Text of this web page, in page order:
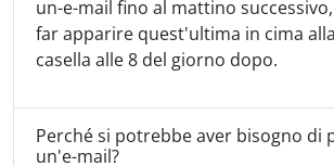
un-e-mail fino al mattino
far apparire quest'ultima in cima
casella alle 8 del giorno dopo.
Perché si potrebbe aver bisogno di
un'e-mail?